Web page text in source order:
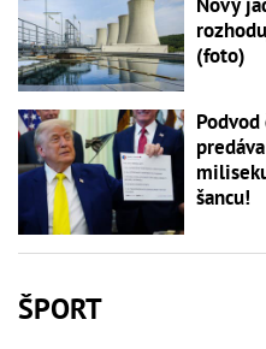
(foto)
šancu!
ŠPORT